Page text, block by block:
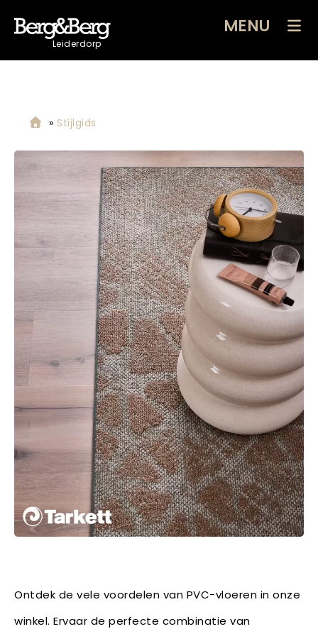
Leiderdorp
MENU
» Stijlgids
Ontdek de vele voordelen van PVC-vloeren in onze
winkel. Ervaar de perfecte combinatie van